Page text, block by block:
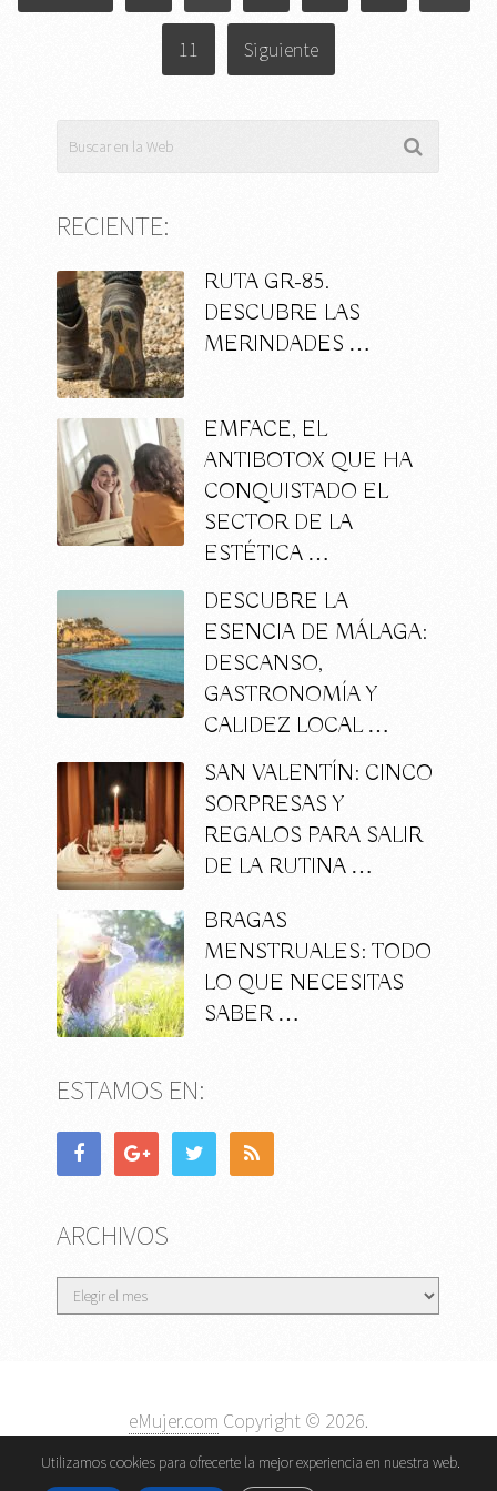
11 Siguiente
RECIENTE:
RUTA GR-85.
DESCUBRE LAS
MERINDADES …
EMFACE, EL
ANTIBOTOX QUE HA
CONQUISTADO EL
SECTOR DE LA
ESTÉTICA …
DESCUBRE LA
ESENCIA DE MÁLAGA:
DESCANSO,
GASTRONOMÍA Y
CALIDEZ LOCAL …
SAN VALENTÍN: CINCO
SORPRESAS Y
REGALOS PARA SALIR
DE LA RUTINA …
BRAGAS
MENSTRUALES: TODO
LO QUE NECESITAS
SABER …
ESTAMOS EN:
ARCHIVOS
Archivos
eMujer.com Copyright © 2026.
Contactar
|| Datos Legales y Privacidad
Política de
Cookies
Utilizamos cookies para ofrecerte la mejor experiencia en nuestra web.